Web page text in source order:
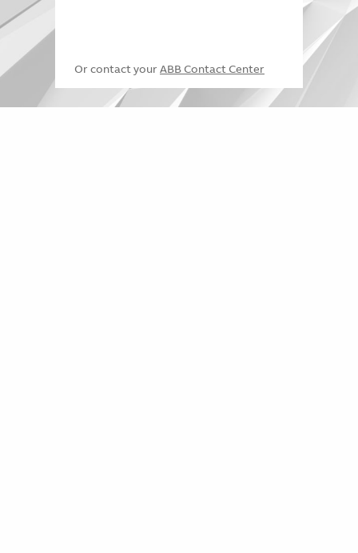
Or contact your ABB Contact Center